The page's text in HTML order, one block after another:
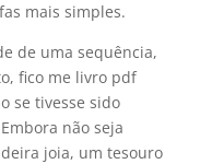
mais simples.
de uma sequência,
fico me livro pdf
se tivesse sido
não seja
joia, um tesouro